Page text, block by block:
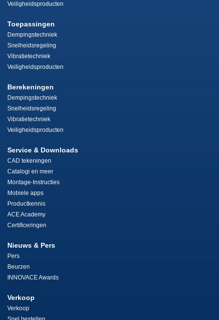
Veiligheidsproducten
Toepassingen
Dempingstechniek
Snelheidsregeling
Vibratietechniek
Veiligheidsproducten
Berekeningen
Dempingstechniek
Snelheidsregeling
Vibratietechniek
Veiligheidsproducten
Service & Downloads
CAD tekeningen
Catalogi en meer
Montage-Instructies
Mobiele apps
Productkennis
ACE Academy
Certificeringen
Nieuws & Pers
Pers
Beurzen
INNOVACE Awards
Verkoop
Verkoop